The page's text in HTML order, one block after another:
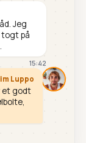
Jeg
togt på
15:42
Luppo
et godt